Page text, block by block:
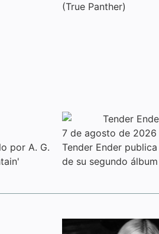
(True Panther)
por A. G.
7 de agosto de 2026
Tender Ender
de su segundo álbum